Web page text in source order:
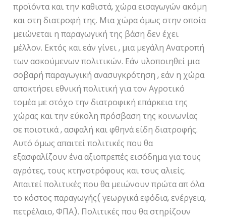
προϊόντα και την καθιστά, χώρα εισαγωγών ακόμη
και στη διατροφή της. Μια χώρα όμως στην οποία
μειώνεται η παραγωγική της βάση δεν έχει
μέλλον. Εκτός και εάν γίνει , μια μεγάλη Ανατροπή
των ασκούμενων πολιτικών. Εάν υλοποιηθεί μια
σοβαρή παραγωγική ανασυγκρότηση , εάν η χώρα
αποκτήσει εθνική πολιτική για τον Αγροτικό
τομέα με στόχο την διατροφική επάρκεια της
χώρας και την εύκολη πρόσβαση της κοινωνίας
σε ποιοτικά , ασφαλή και φθηνά είδη διατροφής.
Αυτό όμως απαιτεί πολιτικές που θα
εξασφαλίζουν ένα αξιοπρεπές εισόδημα για τους
αγρότες, τους κτηνοτρόφους και τους αλιείς.
Απαιτεί πολιτικές που θα μειώνουν πρώτα απ όλα
το κόστος παραγωγής( γεωργικά εφόδια, ενέργεια,
πετρέλαιο, ΦΠΑ). Πολιτικές που θα στηρίζουν